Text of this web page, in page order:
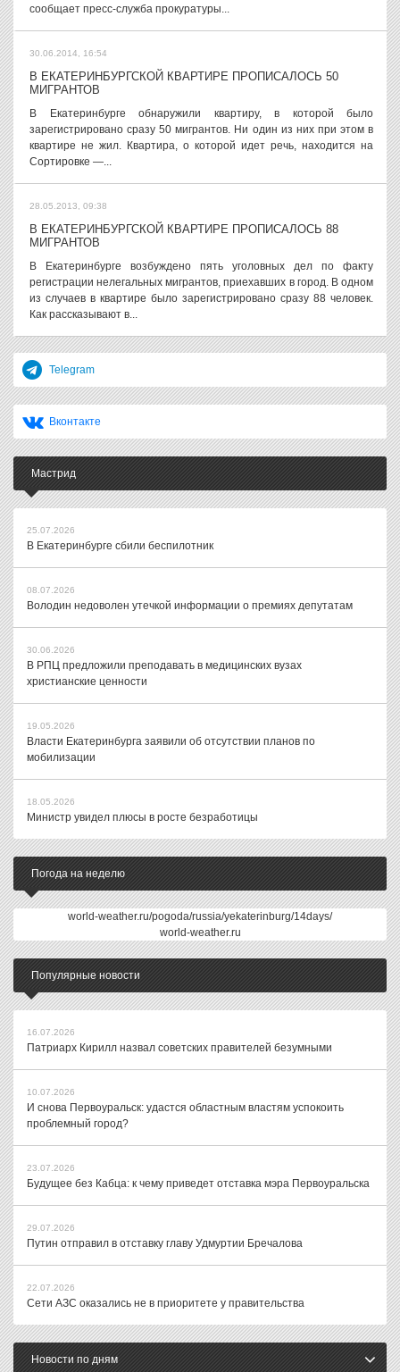
сообщает пресс-служба прокуратуры...
30.06.2014, 16:54
В ЕКАТЕРИНБУРГСКОЙ КВАРТИРЕ ПРОПИСАЛОСЬ 50
МИГРАНТОВ
В Екатеринбурге обнаружили квартиру, в которой было
зарегистрировано сразу 50 мигрантов. Ни один из них при этом в
квартире не жил. Квартира, о которой идет речь, находится на
Сортировке —...
28.05.2013, 09:38
В ЕКАТЕРИНБУРГСКОЙ КВАРТИРЕ ПРОПИСАЛОСЬ 88
МИГРАНТОВ
В Екатеринбурге возбуждено пять уголовных дел по факту
регистрации нелегальных мигрантов, приехавших в город. В одном
из случаев в квартире было зарегистрировано сразу 88 человек.
Как рассказывают в...
Telegram
Вконтакте
Мастрид
25.07.2026
В Екатеринбурге сбили беспилотник
08.07.2026
Володин недоволен утечкой информации о премиях депутатам
30.06.2026
В РПЦ предложили преподавать в медицинских вузах
христианские ценности
19.05.2026
Власти Екатеринбурга заявили об отсутствии планов по
мобилизации
18.05.2026
Министр увидел плюсы в росте безработицы
Погода на неделю
world-weather.ru/pogoda/russia/yekaterinburg/14days/
world-weather.ru
Популярные новости
16.07.2026
Патриарх Кирилл назвал советских правителей безумными
10.07.2026
И снова Первоуральск: удастся областным властям успокоить
проблемный город?
23.07.2026
Будущее без Кабца: к чему приведет отставка мэра Первоуральска
29.07.2026
Путин отправил в отставку главу Удмуртии Бречалова
22.07.2026
Сети АЗС оказались не в приоритете у правительства
Новости по дням